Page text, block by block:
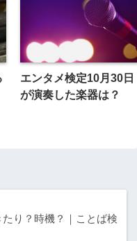
エンタメ検定10月30
が演奏した楽器は？
り？時機？｜ことば検